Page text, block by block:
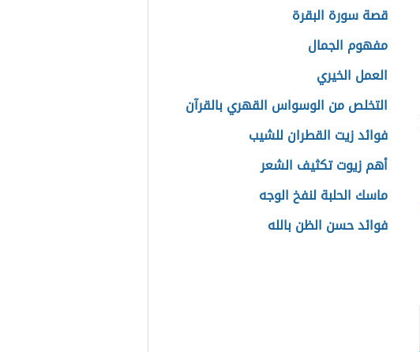
قصة سورة البقرة
مفهوم الجمال
العمل الخيري
التخلص من الوسواس القهري بالقرآن
فوائد زيت القطران للشيب
أهم زيوت تكثيف الشعر
ماسك الحلبة لنفخ الوجه
فوائد حسن الظن بالله